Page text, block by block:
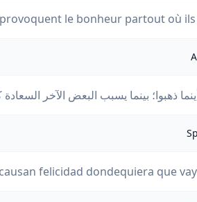
le bonheur partout où
felicidad dondequiera que